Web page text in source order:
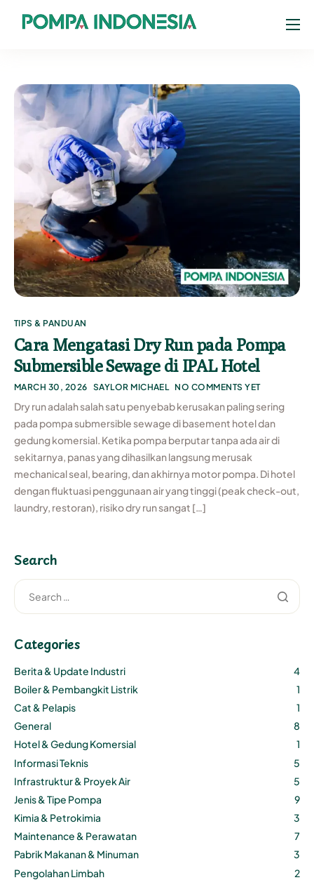
About
Portal Pelanggan
TIPS & PANDUAN
Cara Mengatasi Dry Run pada Pompa
Submersible Sewage di IPAL Hotel
MARCH 30, 2026 SAYLOR MICHAEL NO COMMENTS YET
Dry run adalah salah satu penyebab kerusakan paling sering
pada pompa submersible sewage di basement hotel dan
gedung komersial. Ketika pompa berputar tanpa ada air di
sekitarnya, panas yang dihasilkan langsung merusak
mechanical seal, bearing, dan akhirnya motor pompa. Di hotel
dengan fluktuasi penggunaan air yang tinggi (peak check-out,
laundry, restoran), risiko dry run sangat […]
Search
Categories
Berita & Update Industri
4
Boiler & Pembangkit Listrik
1
Cat & Pelapis
1
General
8
Hotel & Gedung Komersial
1
Informasi Teknis
5
Infrastruktur & Proyek Air
5
Jenis & Tipe Pompa
9
Kimia & Petrokimia
3
Maintenance & Perawatan
7
Pabrik Makanan & Minuman
3
Pengolahan Limbah
2